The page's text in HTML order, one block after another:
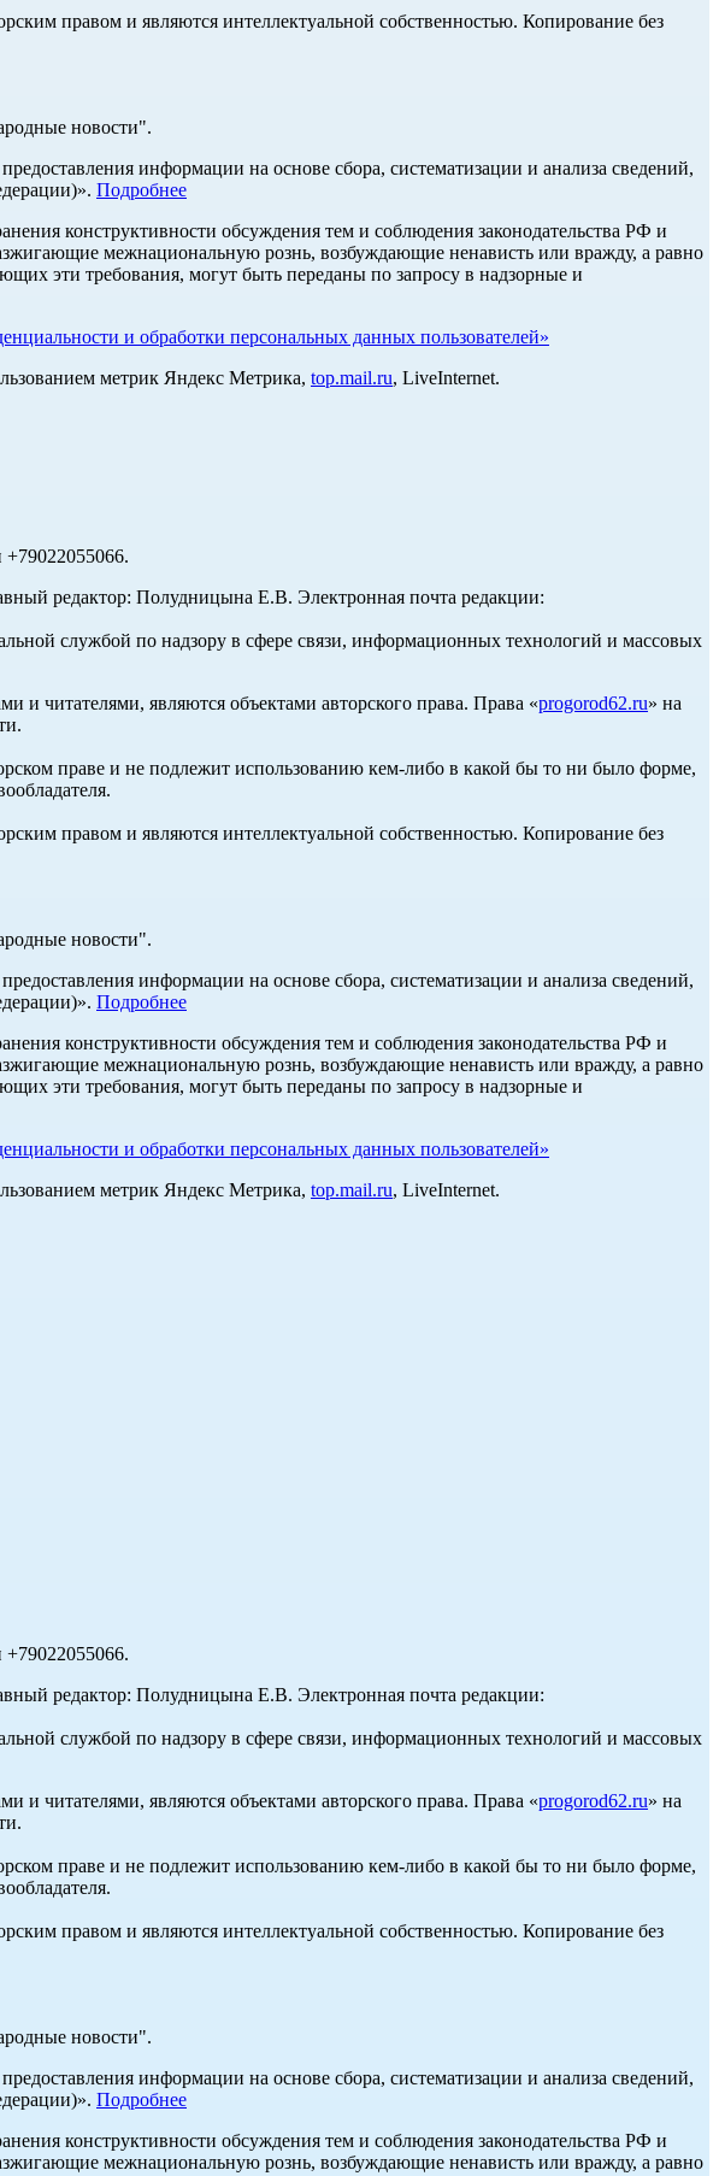
правом и являются интеллектуальной собственностью. Копирование без
новости".
информации на основе сбора, систематизации и анализа сведений,
Подробнее
конструктивности обсуждения тем и соблюдения законодательства РФ и
межнациональную рознь, возбуждающие ненависть или вражду, а равно
эти требования, могут быть переданы по запросу в надзорные и
и обработки персональных данных пользователей»
метрик Яндекс Метрика, top.mail.ru, LiveInternet.
+79022055066.
редактор: Полудницына Е.В. Электронная почта редакции:
службой по надзору в сфере связи, информационных технологий и массовых
и читателями, являются объектами авторского права. Права «progorod62.ru» на
праве и не подлежит использованию кем-либо в какой бы то ни было форме,
правом и являются интеллектуальной собственностью. Копирование без
новости".
информации на основе сбора, систематизации и анализа сведений,
Подробнее
конструктивности обсуждения тем и соблюдения законодательства РФ и
межнациональную рознь, возбуждающие ненависть или вражду, а равно
эти требования, могут быть переданы по запросу в надзорные и
и обработки персональных данных пользователей»
метрик Яндекс Метрика, top.mail.ru, LiveInternet.
+79022055066.
редактор: Полудницына Е.В. Электронная почта редакции:
службой по надзору в сфере связи, информационных технологий и массовых
и читателями, являются объектами авторского права. Права «progorod62.ru» на
праве и не подлежит использованию кем-либо в какой бы то ни было форме,
правом и являются интеллектуальной собственностью. Копирование без
новости".
информации на основе сбора, систематизации и анализа сведений,
Подробнее
конструктивности обсуждения тем и соблюдения законодательства РФ и
межнациональную рознь, возбуждающие ненависть или вражду, а равно